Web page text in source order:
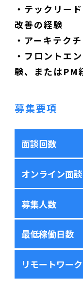
・テックリー
改善の経験
・アーキテク
・フロントエ
験、またはPM
募集要項
面談回数
オンライン面談
募集人数
最低稼働日数
リモートワーク